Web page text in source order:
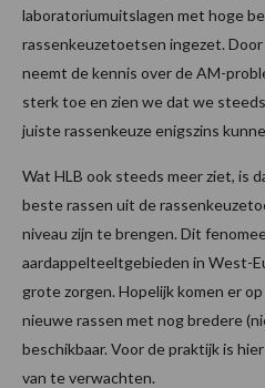
laboratoriumuitslagen met hoge
rassenkeuzetoetsen ingezet.
neemt de kennis over de AM-
sterk toe en zien we dat we
juiste rassenkeuze enigszins
Wat HLB ook steeds meer ziet, is
beste rassen uit de
niveau zijn te brengen. Dit
aardappelteeltgebieden in West-
grote zorgen. Hopelijk komen er
nieuwe rassen met nog bredere
beschikbaar. Voor de praktijk is
van te verwachten.